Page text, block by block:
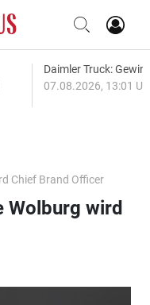
Daimler Truck:
07.08.2026, 13:01
Chief Brand Officer
Wolburg wird